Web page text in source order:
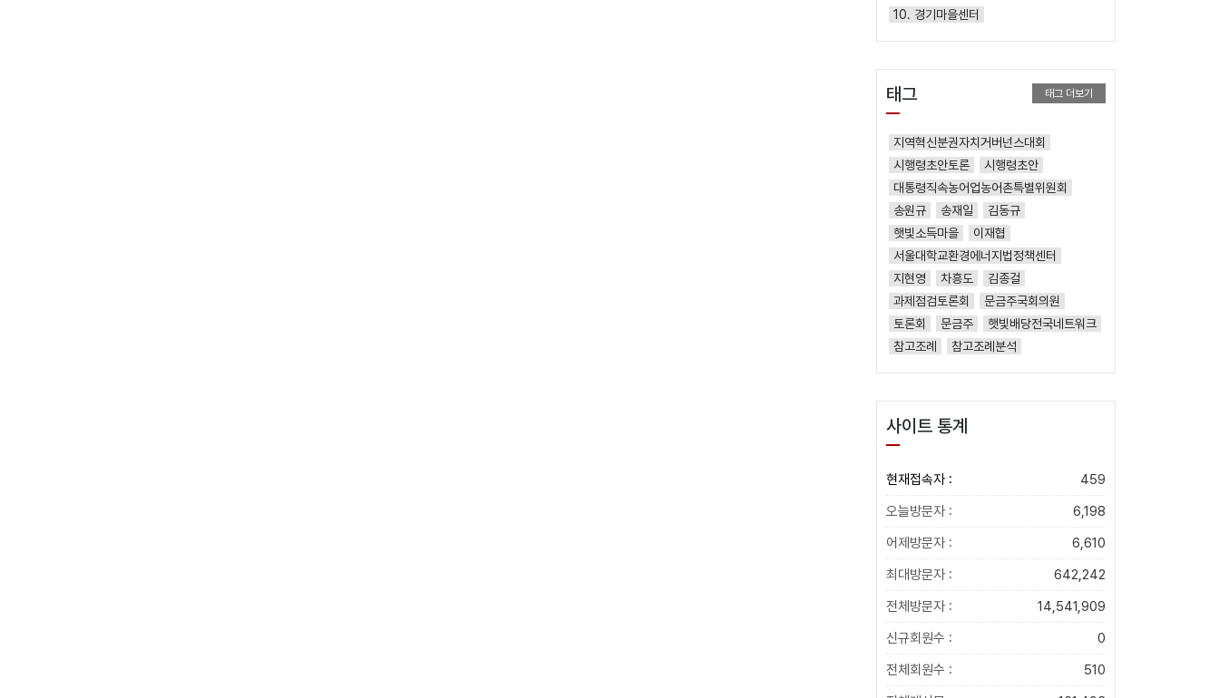
10. 경기마을센터
태그 태그 더보기
지역혁신분권자치거버넌스대회
시행령초안토론
시행령초안
대통령직속농어업농어촌특별위원회
송원규
송재일
김동규
햇빛소득마을
이재협
서울대학교환경에너지법정책센터
지현영
차흥도
김종걸
과제점검토론회
문금주국회의원
토론회
문금주
햇빛배당전국네트워크
참고조례
참고조례분석
사이트 통계
현재접속자 :
459
오늘방문자 :
6,198
어제방문자 :
6,610
최대방문자 :
642,242
전체방문자 :
14,541,909
신규회원수 :
0
전체회원수 :
510